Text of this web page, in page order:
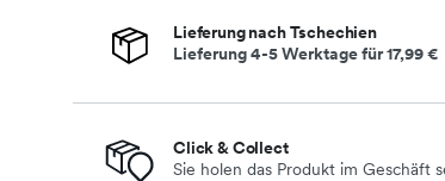
Lieferung nach Tschechien
Lieferung 4-5 Werktage für17,99 €
Click & Collect
Sie holen das Produkt im Geschäft